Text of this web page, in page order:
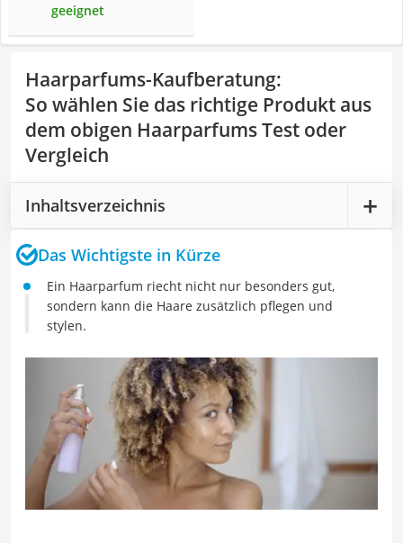
geeignet
Haarparfums-Kaufberatung:
So wählen Sie das richtige Produkt aus
dem obigen Haarparfums Test oder
Vergleich
Inhaltsverzeichnis
Das Wichtigste in Kürze
Ein Haarparfum riecht nicht nur besonders gut,
sondern kann die Haare zusätzlich pflegen und
stylen.